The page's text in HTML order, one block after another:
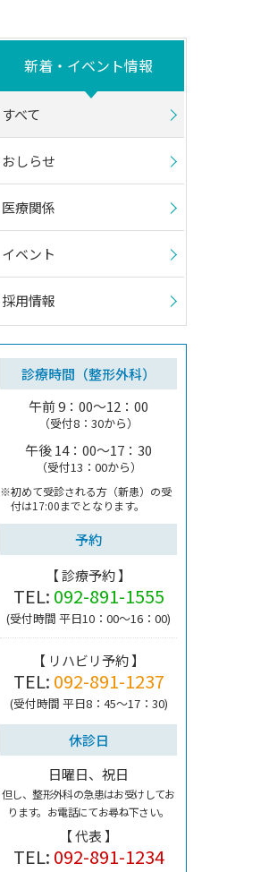
新着・イベント情報
すべて
おしらせ
医療関係
イベント
採用情報
診療時間（整形外科）
午前 9：00～12：00
（受付8：30から）
午後 14：00～17：30
（受付13：00から）
※初めて受診される方（新患）の受
付は17:00までとなります。
予約
【 診療予約 】
TEL: 092-891-1555
(受付時間 平日10：00～16：00)
【 リハビリ予約 】
TEL: 092-891-1237
(受付時間 平日8：45～17：30)
休診日
日曜日、祝日
但し、整形外科の急患はお受けしてお
ります。 お電話にてお尋ね下さい。
【 代表 】
TEL: 092-891-1234